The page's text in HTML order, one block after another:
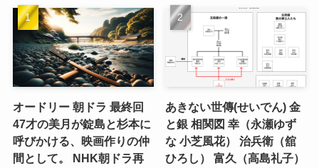
オードリー 朝ドラ 最終回
47才の美月が錠島と杉本に
呼びかける、映画作りの仲
間として。 NHK朝ドラ再
あきない世傳(せいでん) 金
と銀 相関図 幸（永瀬ゆず
な 小芝風花） 治兵衛（舘
ひろし） 富久（高島礼子）